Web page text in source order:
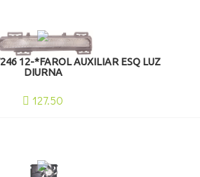
12-*FAROL AUXILIAR ESQ LUZ
DIURNA
127.50